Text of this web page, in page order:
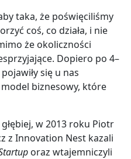
taka, że poświęciliśmy
coś, co działa, i nie
że okoliczności
Dopiero po 4–
się u nas
biznesowy, które
w 2013 roku Piotr
z Innovation Nest kazali
oraz wtajemniczyli